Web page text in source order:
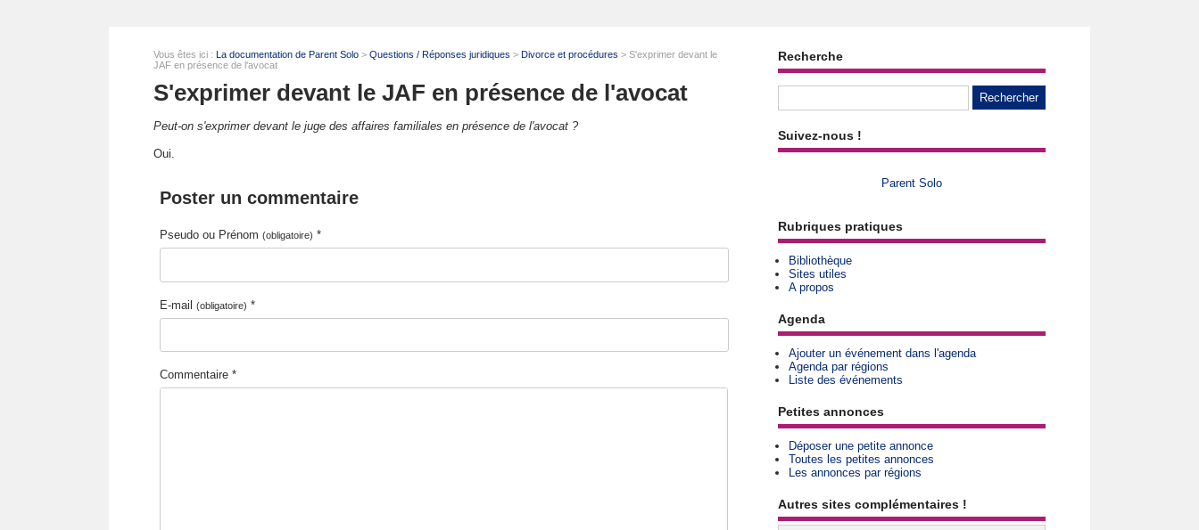
Vous êtes ici : La documentation de Parent Solo > Questions / Réponses juridiques > Divorce et procédures > S'exprimer devant le
JAF en présence de l'avocat
S'exprimer devant le JAF en présence de l'avocat
Peut-on s'exprimer devant le juge des affaires familiales en présence de l'avocat ?
Oui.
Poster un commentaire
Pseudo ou Prénom (obligatoire) *
E-mail (obligatoire) *
Commentaire *
Recherche
Suivez-nous !
Parent Solo
Rubriques pratiques
Bibliothèque
Sites utiles
A propos
Agenda
Ajouter un événement dans l'agenda
Agenda par régions
Liste des événements
Petites annonces
Déposer une petite annonce
Toutes les petites annonces
Les annonces par régions
Autres sites complémentaires !